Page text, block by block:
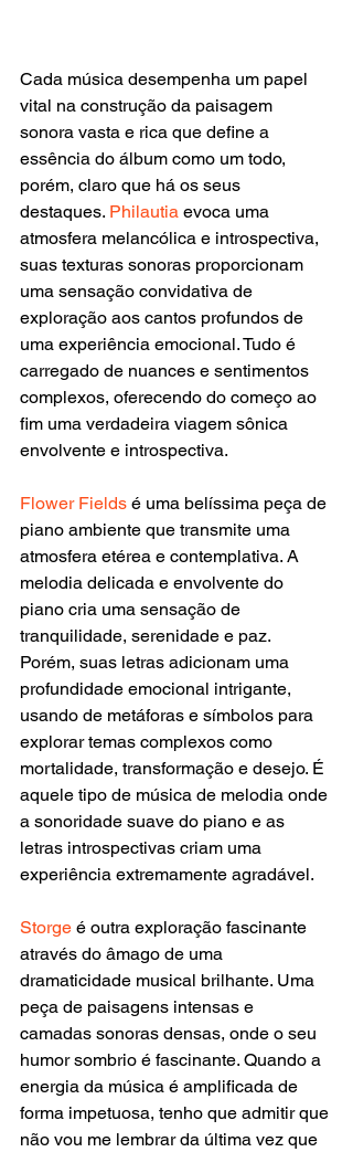
Cada música desempenha um papel
vital na construção da paisagem
sonora vasta e rica que define a
essência do álbum como um todo,
porém, claro que há os seus
destaques. Philautia evoca uma
atmosfera melancólica e introspectiva,
suas texturas sonoras proporcionam
uma sensação convidativa de
exploração aos cantos profundos de
uma experiência emocional. Tudo é
carregado de nuances e sentimentos
complexos, oferecendo do começo ao
fim uma verdadeira viagem sônica
envolvente e introspectiva.
Flower Fields é uma belíssima peça de
piano ambiente que transmite uma
atmosfera etérea e contemplativa. A
melodia delicada e envolvente do
piano cria uma sensação de
tranquilidade, serenidade e paz.
Porém, suas letras adicionam uma
profundidade emocional intrigante,
usando de metáforas e símbolos para
explorar temas complexos como
mortalidade, transformação e desejo. É
aquele tipo de música de melodia onde
a sonoridade suave do piano e as
letras introspectivas criam uma
experiência extremamente agradável.
Storge é outra exploração fascinante
através do âmago de uma
dramaticidade musical brilhante. Uma
peça de paisagens intensas e
camadas sonoras densas, onde o seu
humor sombrio é fascinante. Quando a
energia da música é amplificada de
forma impetuosa, tenho que admitir que
não vou me lembrar da última vez que